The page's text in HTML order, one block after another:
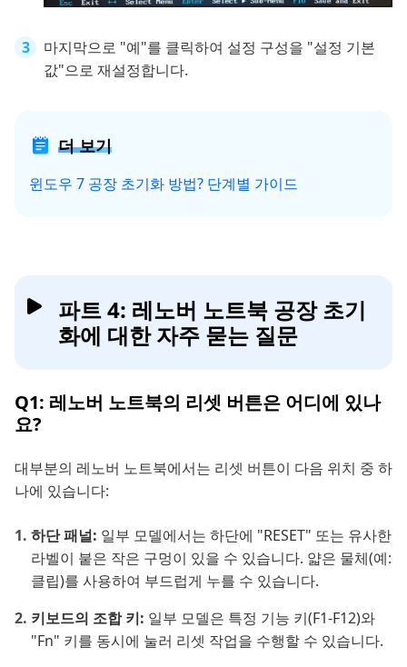
마지막으로 "예"를 클릭하여 설정 구성을 "설정 기본
값"으로 재설정합니다.
더 보기
윈도우 7 공장 초기화 방법? 단계별 가이드
파트 4: 레노버 노트북 공장 초기
화에 대한 자주 묻는 질문
Q1: 레노버 노트북의 리셋 버튼은 어디에 있나
요?
대부분의 레노버 노트북에서는 리셋 버튼이 다음 위치 중 하
나에 있습니다:
하단 패널: 일부 모델에서는 하단에 "RESET" 또는 유사한
라벨이 붙은 작은 구멍이 있을 수 있습니다. 얇은 물체(예:
클립)를 사용하여 부드럽게 누를 수 있습니다.
키보드의 조합 키: 일부 모델은 특정 기능 키(F1-F12)와
"Fn" 키를 동시에 눌러 리셋 작업을 수행할 수 있습니다.